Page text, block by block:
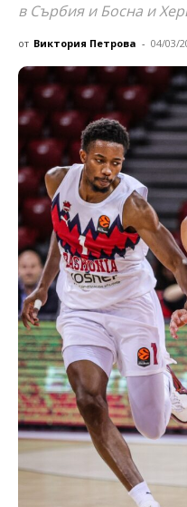
в Сърбия и Босна и
от Виктория Петрова - 04/03/